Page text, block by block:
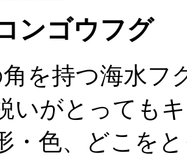
ンゴウフグ
を持つ海水フ
いがとっても
・色、どこを